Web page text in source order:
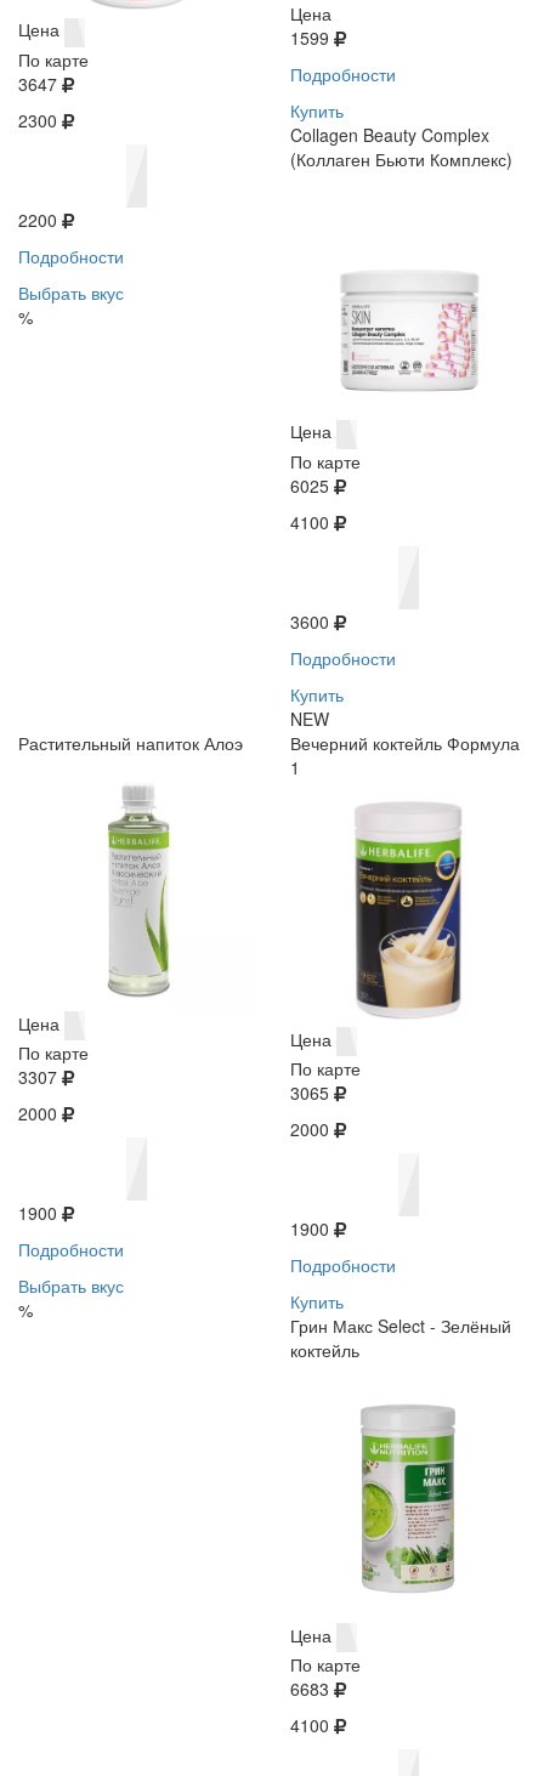
Цена
По карте
3647
2300
2200
Подробности
Выбрать вкус
%
Цена
1599
Подробности
Купить
Collagen Beauty Complex
(Коллаген Бьюти Комплекс)
Цена
По карте
6025
4100
3600
Подробности
Купить
NEW
Растительный напиток Алоэ
Цена
По карте
3307
2000
1900
Подробности
Выбрать вкус
%
Вечерний коктейль Формула
1
Цена
По карте
3065
2000
1900
Подробности
Купить
Грин Макс Select - Зелёный
коктейль
Цена
По карте
6683
4100